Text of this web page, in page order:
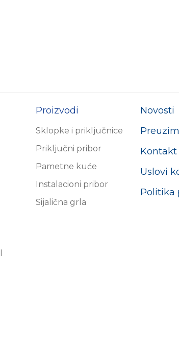
Proizvodi
Sklopke i priključnice
Priključni pribor
Pametne kuće
Instalacioni pribor
Sijalična grla
Novosti
Kontakt
Uslovi
Politika